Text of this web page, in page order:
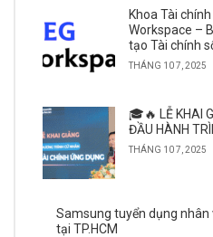
Khoa Tài
Workspace –
tạo Tài chính
THÁNG 10 7, 2025
🎓🔥 LỄ KHAI
ĐẦU HÀNH
THÁNG 10 7, 2025
Samsung tuyển dụng
tại TP.HCM